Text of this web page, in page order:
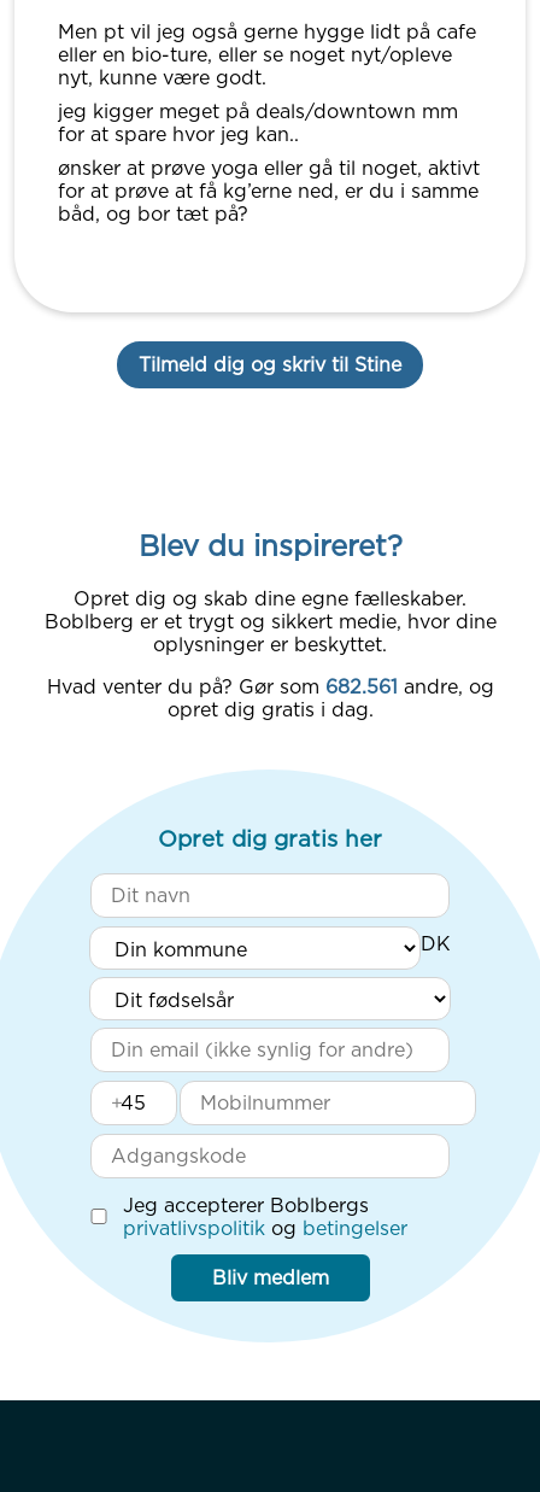
Men pt vil jeg også gerne hygge lidt på cafe
eller en bio-ture, eller se noget nyt/opleve
nyt, kunne være godt.
jeg kigger meget på deals/downtown mm
for at spare hvor jeg kan..
ønsker at prøve yoga eller gå til noget, aktivt
for at prøve at få kg’erne ned, er du i samme
båd, og bor tæt på?
Tilmeld dig og skriv til Stine
Blev du inspireret?
Opret dig og skab dine egne fælleskaber.
Boblberg er et trygt og sikkert medie, hvor dine
oplysninger er beskyttet.
Hvad venter du på? Gør som 682.561 andre, og
opret dig gratis i dag.
Opret dig gratis her
+
Jeg accepterer Boblbergs
privatlivspolitik og betingelser
Bliv medlem